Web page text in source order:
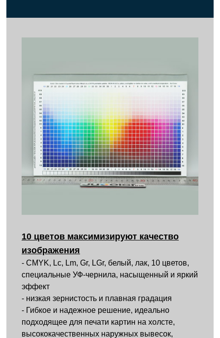
10 цветов максимизируют качество
изображения
- CMYK, Lc, Lm, Gr, LGr, белый, лак, 10 цветов,
специальные УФ-чернила, насыщенный и яркий
эффект
- низкая зернистость и плавная градация
- Гибкое и надежное решение, идеально
подходящее для печати картин на холсте,
высококачественных наружных вывесок,